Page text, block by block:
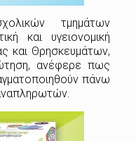
τμημάτων
και υγειονομική
και Θρησκευμάτων,
ανέφερε πως
πάνω